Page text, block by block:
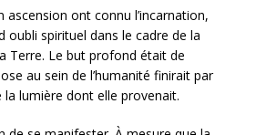
ascension ont connu l’incarnation,
oubli spirituel dans le cadre de la
Terre. Le but profond était de
au sein de l’humanité finirait par
la lumière dont elle provenait.